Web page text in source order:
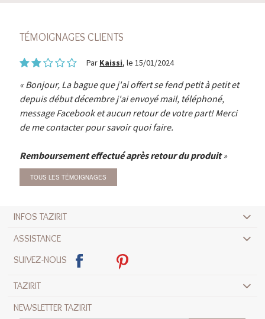
TÉMOIGNAGES CLIENTS
Par Kaissi, le 15/01/2024
Bonjour, La bague que j'ai offert se fend petit à petit et
depuis début décembre j'ai envoyé mail, téléphoné,
message Facebook et aucun retour de votre part! Merci
de me contacter pour savoir quoi faire.
Remboursement effectué après retour du produit
TOUS LES TÉMOIGNAGES
INFOS TAZIRIT
ASSISTANCE
SUIVEZ-NOUS
TAZIRIT
NEWSLETTER TAZIRIT